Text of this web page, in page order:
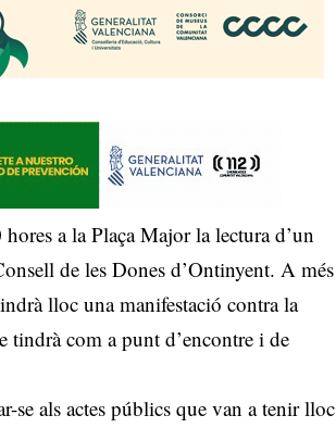
a la Plaça Major la lectura d’un
de les Dones d’Ontinyent. A més
lloc una manifestació contra la
tindrà com a punt d’encontre i de
se als actes públics que van a tenir lloc